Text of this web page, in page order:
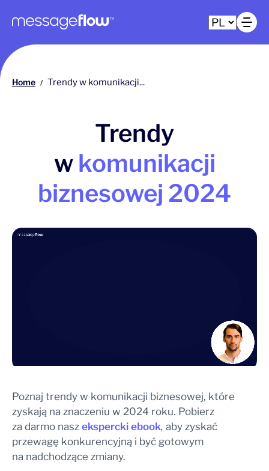
Główna nawigacja
Home / Trendy w komunikacji...
Trendy
w komunikacji
biznesowej 2024
Poznaj trendy w komunikacji biznesowej, które
zyskają na znaczeniu w 2024 roku. Pobierz
za darmo nasz ekspercki ebook, aby zyskać
przewagę konkurencyjną i być gotowym
na nadchodzące zmiany.